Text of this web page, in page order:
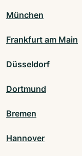
München
Frankfurt am Main
Düsseldorf
Dortmund
Bremen
Hannover